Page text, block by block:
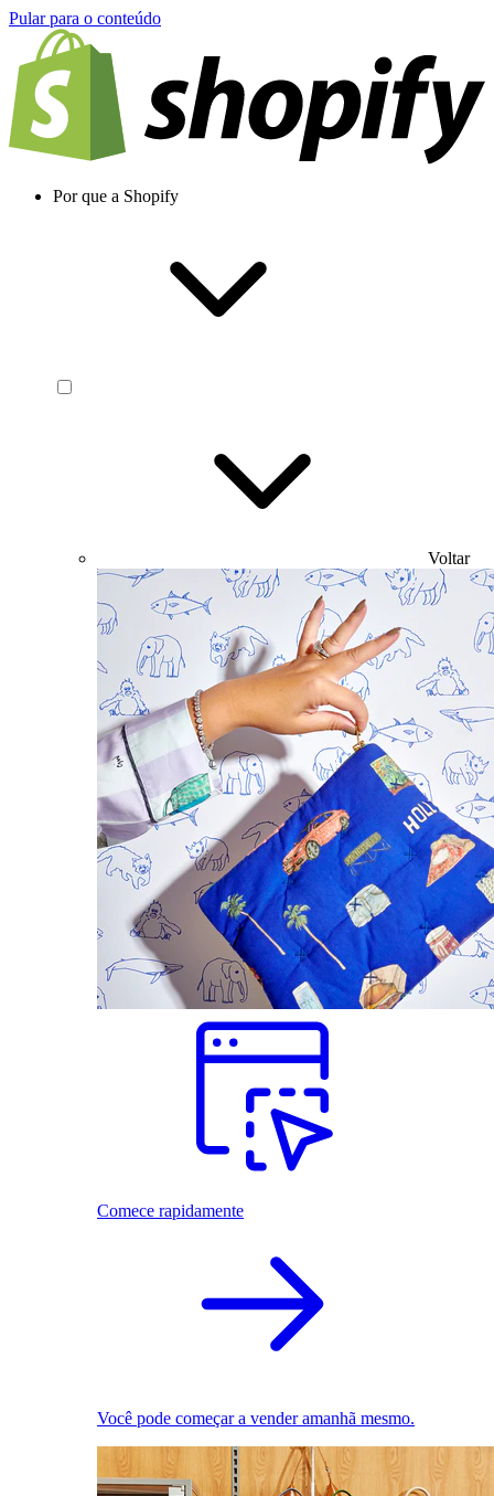
Pular para o conteúdo
Por que a Shopify
Voltar
Comece rapidamente
Você pode começar a vender amanhã mesmo.